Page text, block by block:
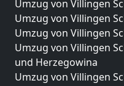
Umzug von Villingen
Umzug von Villingen
Umzug von Villingen
Umzug von Villingen
und Herzegowina
Umzug von Villingen